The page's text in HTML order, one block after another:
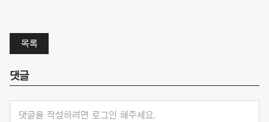
목록
댓글
댓글을 작성하려면 로그인 해주세요.